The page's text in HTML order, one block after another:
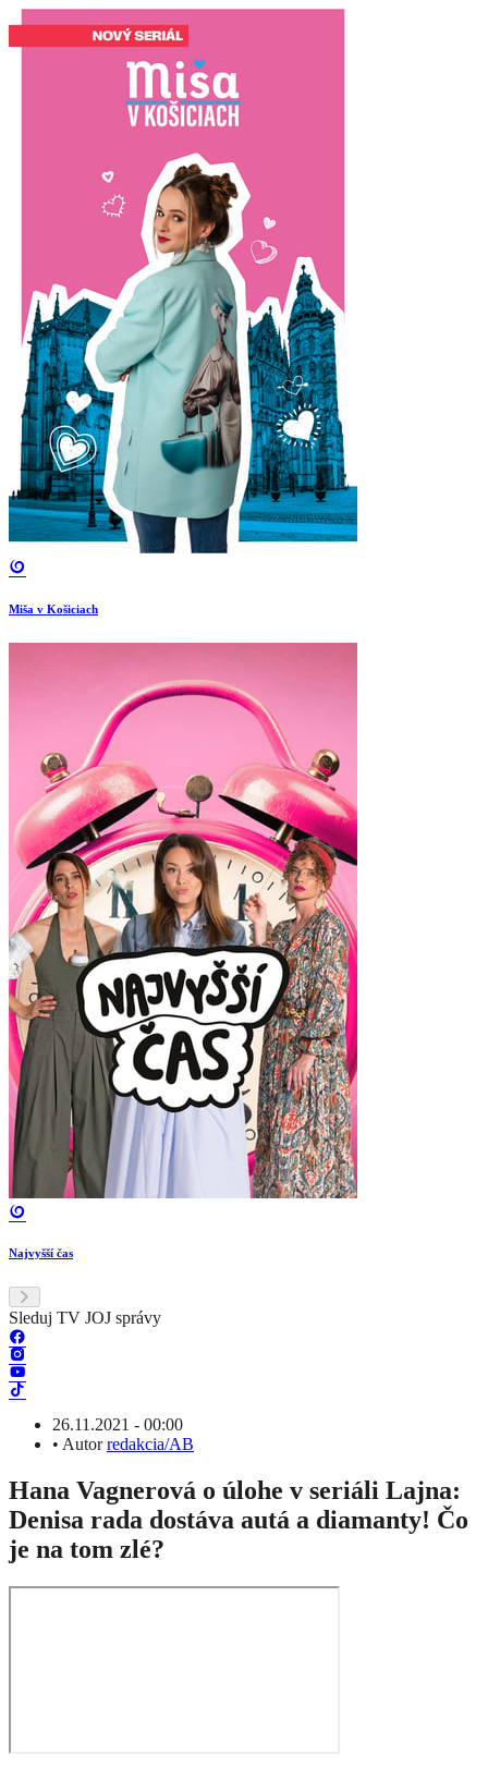
Miša v Košiciach
Najvyšší čas
Sleduj TV JOJ správy
26.11.2021 - 00:00
• Autorredakcia/AB
Hana Vagnerová o úlohe v seriáli Lajna:
Denisa rada dostáva autá a diamanty! Čo
je na tom zlé?